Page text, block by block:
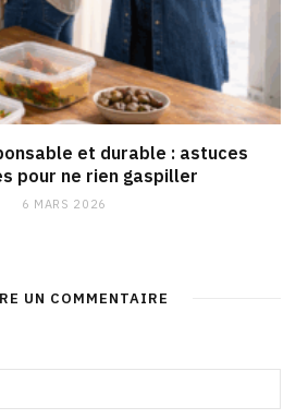
et durable : astuces
pour ne rien gaspiller
6 MARS 2026
UN COMMENTAIRE